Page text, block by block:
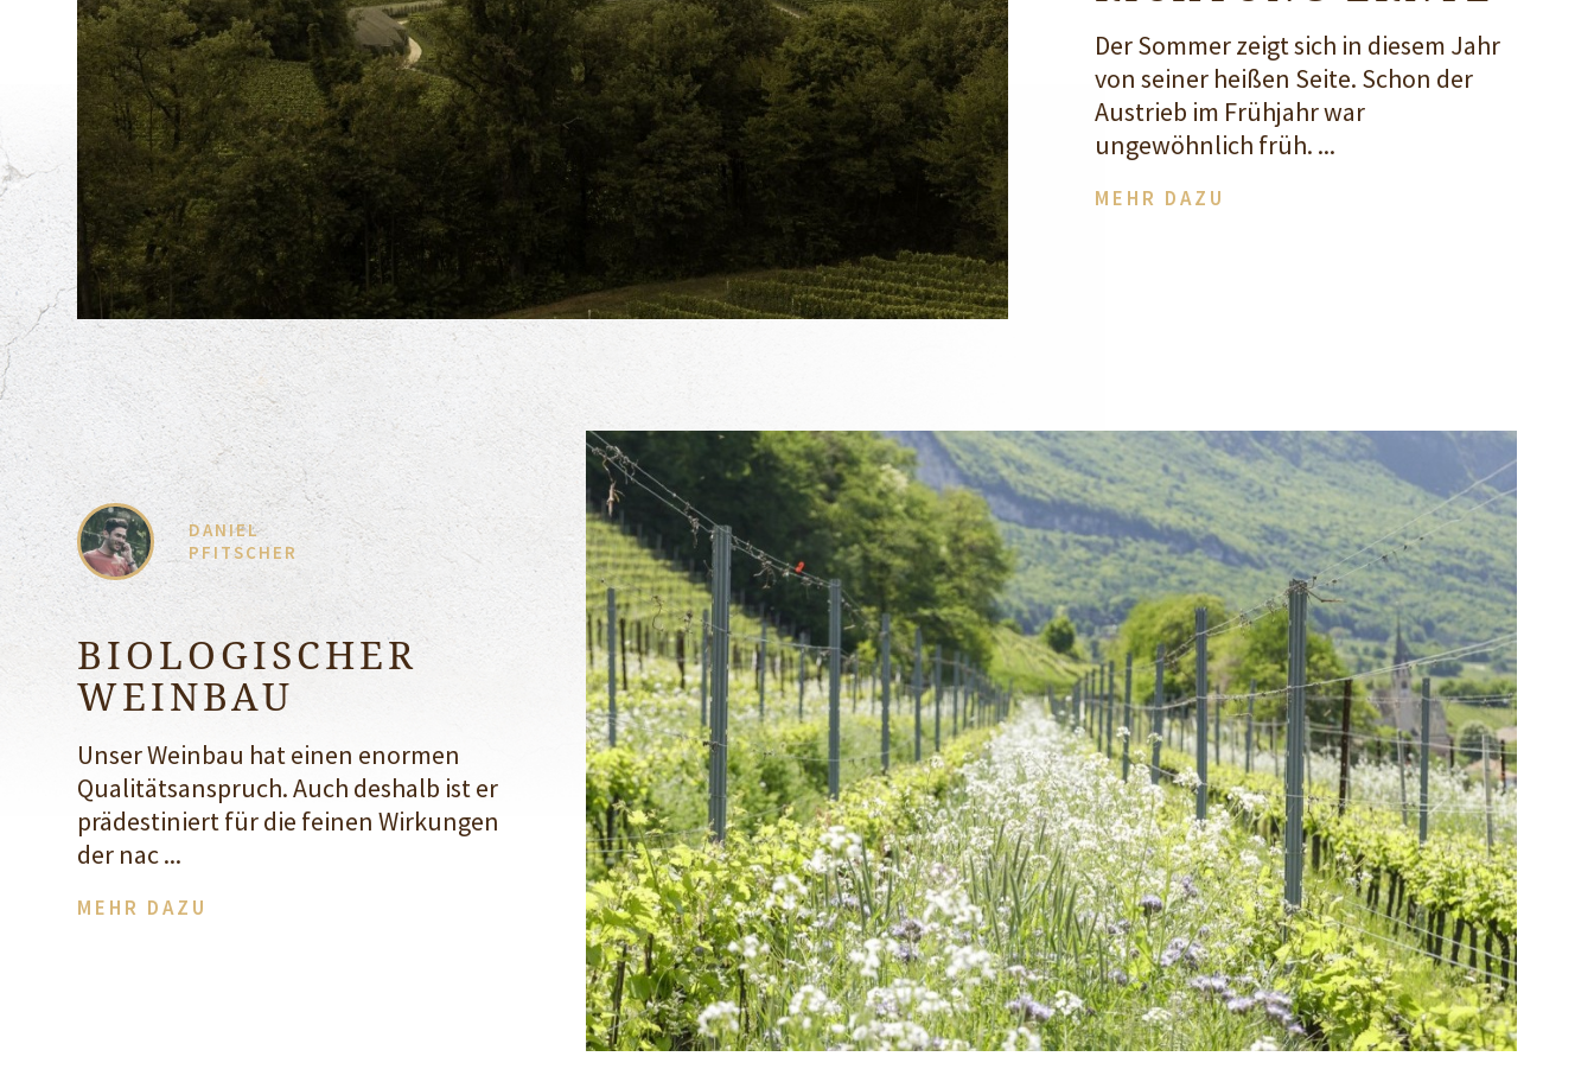
Der Sommer zeigt sich in diesem Jahr
von seiner heißen Seite. Schon der
Austrieb im Frühjahr war
ungewöhnlich früh. ...
MEHR DAZU
DANIEL
PFITSCHER
BIOLOGISCHER
WEINBAU
Unser Weinbau hat einen enormen
Qualitätsanspruch. Auch deshalb ist er
prädestiniert für die feinen Wirkungen
der nac ...
MEHR DAZU